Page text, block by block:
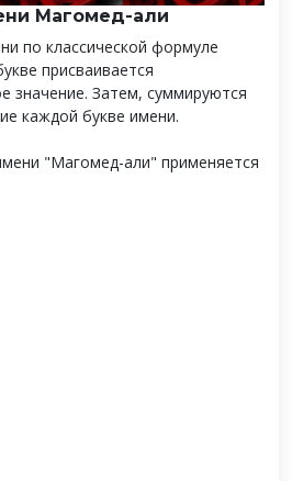
Магомед-али
по классической формуле
присваивается
значение. Затем, суммируются
каждой букве имени.
"Магомед-али" применяется